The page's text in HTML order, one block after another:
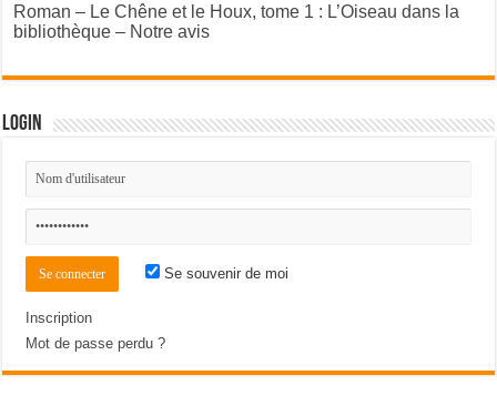
Roman – Le Chêne et le Houx, tome 1 : L’Oiseau dans la
bibliothèque – Notre avis
Login
Se souvenir de moi
Inscription
Mot de passe perdu ?